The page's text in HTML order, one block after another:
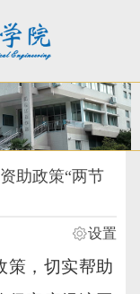
助政策“两节
设置
策，切实帮助